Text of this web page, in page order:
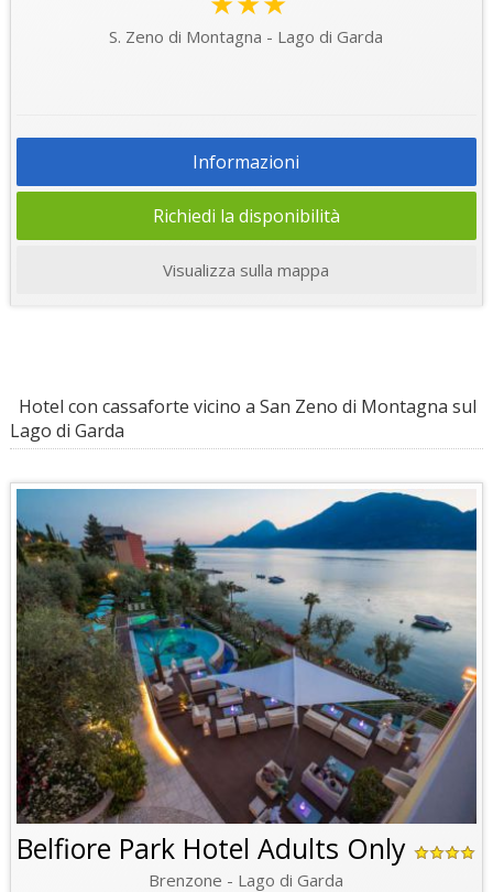
S. Zeno di Montagna - Lago di Garda
Informazioni
Richiedi la disponibilità
Visualizza sulla mappa
Hotel con cassaforte vicino a San Zeno di Montagna sul
Lago di Garda
Belfiore Park Hotel Adults Only
Brenzone - Lago di Garda